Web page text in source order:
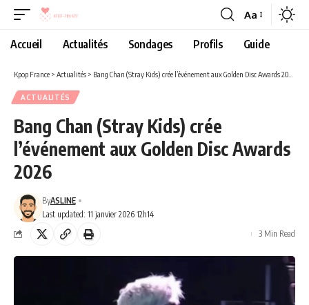
Aa
Accueil Actualités Sondages Profils Guide
Kpop France > Actualités > Bang Chan (Stray Kids) crée l’événement aux Golden Disc Awards 2026
ACTUALITÉS
Bang Chan (Stray Kids) crée
l’événement aux Golden Disc Awards
2026
Last updated: 11 janvier 2026 12h14
ByASLINE
3 Min Read